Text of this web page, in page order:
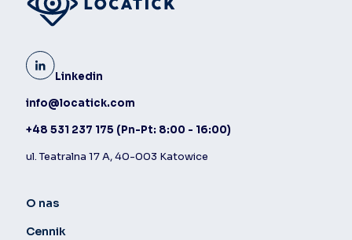
Linkedin
info@locatick.com
+48 531 237 175 (Pn-Pt: 8:00 - 16:00)
ul. Teatralna 17 A, 40-003 Katowice
O nas
Cennik